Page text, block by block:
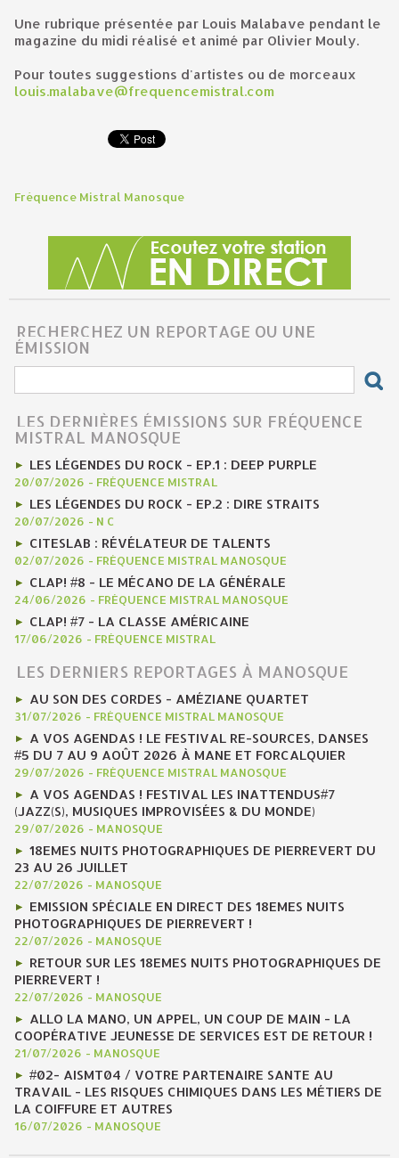
Une rubrique présentée par Louis Malabave pendant le
magazine du midi réalisé et animé par Olivier Mouly.
Pour toutes suggestions d'artistes ou de morceaux
louis.malabave@frequencemistral.com
Fréquence Mistral Manosque
RECHERCHEZ UN REPORTAGE OU UNE
ÉMISSION
LES DERNIÈRES ÉMISSIONS SUR FRÉQUENCE
MISTRAL MANOSQUE
LES LÉGENDES DU ROCK - EP.1 : DEEP PURPLE
20/07/2026 - FRÉQUENCE MISTRAL
LES LÉGENDES DU ROCK - EP.2 : DIRE STRAITS
20/07/2026 - N C
CITESLAB : RÉVÉLATEUR DE TALENTS
02/07/2026 - FRÉQUENCE MISTRAL MANOSQUE
CLAP! #8 - LE MÉCANO DE LA GÉNÉRALE
24/06/2026 - FRÉQUENCE MISTRAL MANOSQUE
CLAP! #7 - LA CLASSE AMÉRICAINE
17/06/2026 - FRÉQUENCE MISTRAL
LES DERNIERS REPORTAGES À MANOSQUE
AU SON DES CORDES - AMÉZIANE QUARTET
31/07/2026 - FRÉQUENCE MISTRAL MANOSQUE
A VOS AGENDAS ! LE FESTIVAL RE-SOURCES, DANSES
#5 DU 7 AU 9 AOÛT 2026 À MANE ET FORCALQUIER
29/07/2026 - FRÉQUENCE MISTRAL MANOSQUE
A VOS AGENDAS ! FESTIVAL LES INATTENDUS#7
(JAZZ(S), MUSIQUES IMPROVISÉES & DU MONDE)
29/07/2026 - MANOSQUE
18EMES NUITS PHOTOGRAPHIQUES DE PIERREVERT DU
23 AU 26 JUILLET
22/07/2026 - MANOSQUE
EMISSION SPÉCIALE EN DIRECT DES 18EMES NUITS
PHOTOGRAPHIQUES DE PIERREVERT !
22/07/2026 - MANOSQUE
RETOUR SUR LES 18EMES NUITS PHOTOGRAPHIQUES DE
PIERREVERT !
22/07/2026 - MANOSQUE
ALLO LA MANO, UN APPEL, UN COUP DE MAIN - LA
COOPÉRATIVE JEUNESSE DE SERVICES EST DE RETOUR !
21/07/2026 - MANOSQUE
#02- AISMT04 / VOTRE PARTENAIRE SANTE AU
TRAVAIL - LES RISQUES CHIMIQUES DANS LES MÉTIERS DE
LA COIFFURE ET AUTRES
16/07/2026 - MANOSQUE